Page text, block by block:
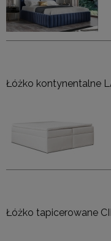
Łóżko kontynentalne
Łóżko tapicerowane